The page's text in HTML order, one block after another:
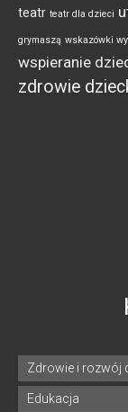
teatr teatr dla dzieci
grymaszą wskazówki
wspieranie
zdrowie
Zdrowie i rozwój
Edukacja